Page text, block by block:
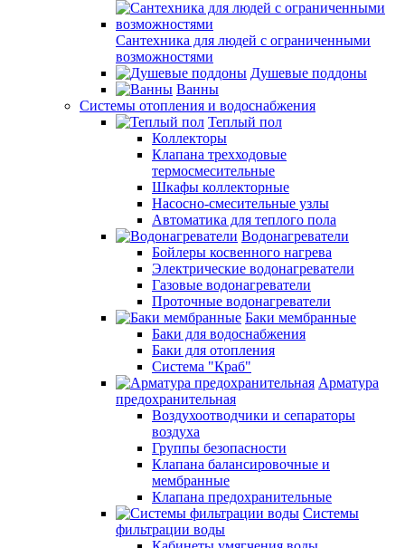
Сантехника для людей с ограниченными
возможностями
Душевые поддоны
Ванны
Системы отопления и водоснабжения
Теплый пол
Коллекторы
Клапана трехходовые
термосмесительные
Шкафы коллекторные
Насосно-смесительные узлы
Автоматика для теплого пола
Водонагреватели
Бойлеры косвенного нагрева
Электрические водонагреватели
Газовые водонагреватели
Проточные водонагреватели
Баки мембранные
Баки для водоснабжения
Баки для отопления
Система "Краб"
Арматура
предохранительная
Воздухоотводчики и сепараторы
воздуха
Группы безопасности
Клапана балансировочные и
мембранные
Клапана предохранительные
Системы
фильтрации воды